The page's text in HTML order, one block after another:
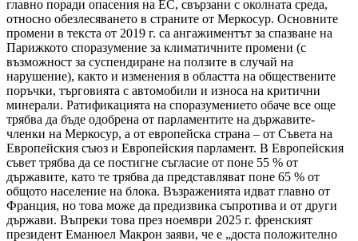
главно поради опасения на ЕС, свързани с околната среда,
относно обезлесяването в страните от Меркосур. Основните
промени в текста от 2019 г. са ангажиментът за спазване на
Парижкото споразумение за климатичните промени (с
възможност за суспендиране на ползите в случай на
нарушение), както и изменения в областта на обществените
поръчки, търговията с автомобили и износа на критични
минерали. Ратификацията на споразумението обаче все още
трябва да бъде одобрена от парламентите на държавите-
членки на Меркосур, а от европейска страна – от Съвета на
Европейския съюз и Европейския парламент. В Европейския
съвет трябва да се постигне съгласие от поне 55 % от
държавите, като те трябва да представляват поне 65 % от
общото население на блока. Възраженията идват главно от
Франция, но това може да предизвика съпротива и от други
държави. Въпреки това през ноември 2025 г. френският
президент Еманюел Макрон заяви, че е „доста положително